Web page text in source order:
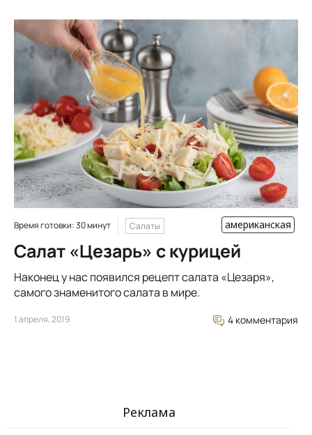
Время готовки: 30 минут Салаты американская
Салат «Цезарь» с курицей
Наконец у нас появился рецепт салата «Цезаря»,
самого знаменитого салата в мире.
1 апреля, 2019 4 комментария
Реклама